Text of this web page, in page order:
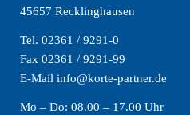
45657 Recklinghausen
Tel. 02361 / 9291-0
Fax 02361 / 9291-99
E-Mail info@korte-partner.de
Mo – Do: 08.00 – 17.00 Uhr